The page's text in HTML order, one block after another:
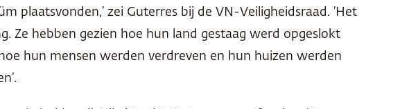
plaatsvonden,’ zei Guterres bij de VN-Veiligheidsraad. ‘Het
Ze hebben gezien hoe hun land gestaag werd opgeslokt
hun mensen werden verdreven en hun huizen werden